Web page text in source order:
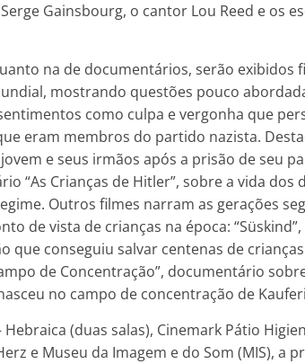
Gainsbourg, o cantor Lou Reed e os
na de documentários, serão exibidos
mostrando questões pouco
como culpa e vergonha que
eram membros do partido nazista.
e seus irmãos após a prisão de seu
“As Crianças de Hitler”, sobre a vida dos
Outros filmes narram as gerações
de vista de crianças na época:
que conseguiu salvar centenas de
de Concentração”, documentário
no campo de concentração de
(duas salas), Cinemark Pátio
e Museu da Imagem e do Som (MIS), a